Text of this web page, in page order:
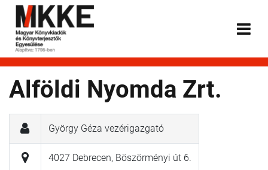
Alföldi Nyomda Zrt.
György Géza vezérigazgató
4027 Debrecen, Böszörményi út 6.